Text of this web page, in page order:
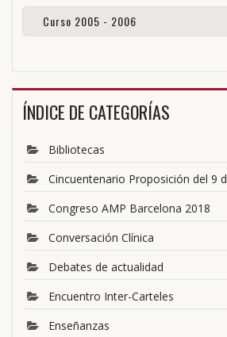
Curso 2005 - 2006
ÍNDICE DE CATEGORÍAS
Bibliotecas
Cincuentenario Proposición del 9
Congreso AMP Barcelona 2018
Conversación Clínica
Debates de actualidad
Encuentro Inter-Carteles
Enseñanzas